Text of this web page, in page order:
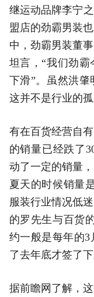
继运动品牌李宁
盟店的劲霸男装
中，劲霸男装董
坦言，“我们劲
下滑”。虽然洪
这并不是行业的孤
有在百货经营自
的销量已经跌了
动了一定的销量
夏天的时候销量
服装行业情况低
的罗先生与百货
约一般是每年的3
了去年底才签了下
据前瞻网了解，